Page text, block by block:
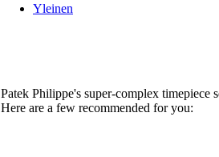
Yleinen
Patek Philippe's super-complex timepiece
Here are a few recommended for you: